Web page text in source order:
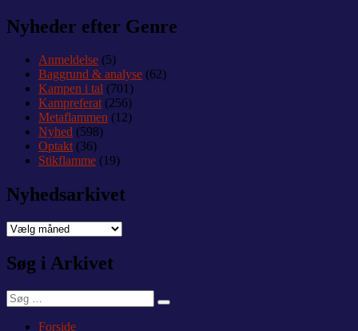
Nyheder efter Genre
Anmeldelse (5)
Baggrund & analyse (62)
Kampen i tal (701)
Kampreferat(256)
Metaflammen (12)
Nyhed (598)
Optakt(36)
Stikflamme (19)
Nyhedsarkivet
Nyhedsarkivet
Søg i Arkivet
Søg
efter:
Søg
Forside